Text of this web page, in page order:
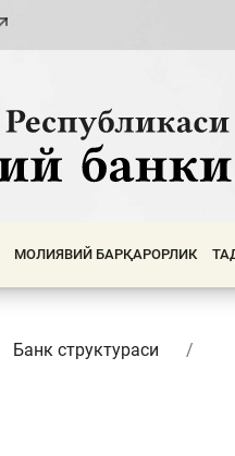
МОЛИЯВИЙ БАРҚАРОРЛИК
Банк структураси